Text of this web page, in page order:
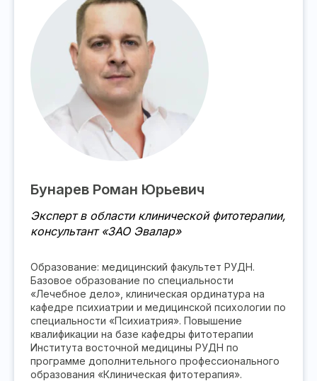
Бунарев Роман Юрьевич
Эксперт в области клинической фитотерапии,
консультант «ЗАО Эвалар»
Образование: медицинский факультет РУДН.
Базовое образование по специальности
«Лечебное дело», клиническая ординатура на
кафедре психиатрии и медицинской психологии по
специальности «Психиатрия». Повышение
квалификации на базе кафедры фитотерапии
Института восточной медицины РУДН по
программе дополнительного профессионального
образования «Клиническая фитотерапия».